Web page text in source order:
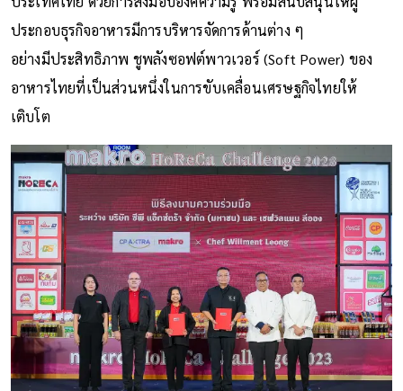
ประกอบธุรกิจอาหารมีการบริหารจัดการด้านต่าง ๆ
อย่างมีประสิทธิภาพ ชูพลังซอฟต์พาวเวอร์ (Soft Power) ของ
อาหารไทยที่เป็นส่วนหนึ่งในการขับเคลื่อนเศรษฐกิจไทยให้
เติบโต